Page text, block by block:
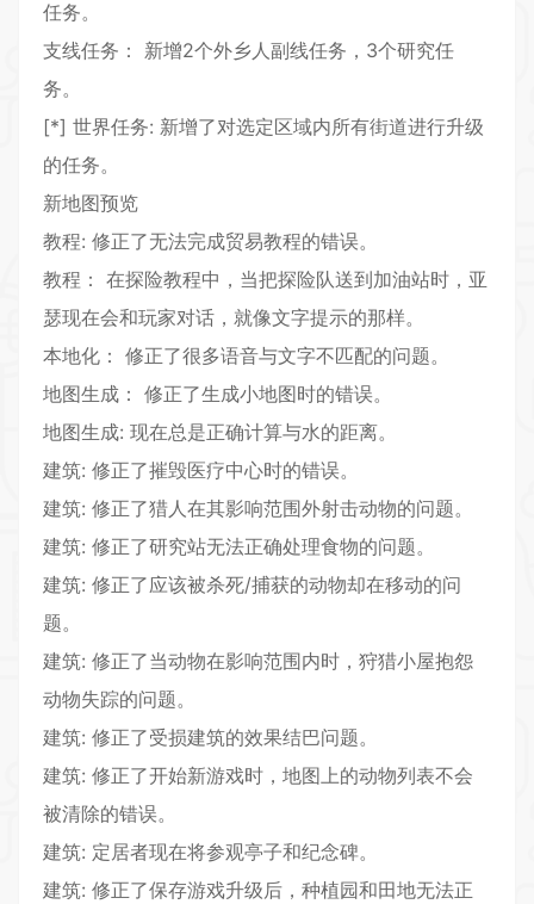
任务。
支线任务： 新增2个外乡人副线任务，3个研究任
务。
[*] 世界任务: 新增了对选定区域内所有街道进行升级
的任务。
新地图预览
教程: 修正了无法完成贸易教程的错误。
教程： 在探险教程中，当把探险队送到加油站时，亚
瑟现在会和玩家对话，就像文字提示的那样。
本地化： 修正了很多语音与文字不匹配的问题。
地图生成： 修正了生成小地图时的错误。
地图生成: 现在总是正确计算与水的距离。
建筑: 修正了摧毁医疗中心时的错误。
建筑: 修正了猎人在其影响范围外射击动物的问题。
建筑: 修正了研究站无法正确处理食物的问题。
建筑: 修正了应该被杀死/捕获的动物却在移动的问
题。
建筑: 修正了当动物在影响范围内时，狩猎小屋抱怨
动物失踪的问题。
建筑: 修正了受损建筑的效果结巴问题。
建筑: 修正了开始新游戏时，地图上的动物列表不会
被清除的错误。
建筑: 定居者现在将参观亭子和纪念碑。
建筑: 修正了保存游戏升级后，种植园和田地无法正